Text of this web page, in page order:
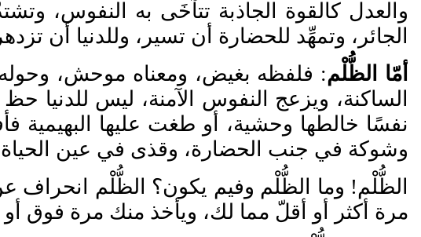
والعدل كالقوة الجاذبة تتآخَى به النفوس،
الجائر، وتمهِّد للحضارة أن تسير، وللدنيا أن
أمّا الظُّلْم: فلفظه بغيض، ومعناه موحش،
الساكنة، ويزعج النفوس الآمنة، ليس للدنيا حظ
نفسًا خالطها وحشية، أو طغت عليها البهيمية
وشوكة في جنب الحضارة، وقذى في عين
الظُّلْم! وما الظُّلْم وفيم يكون؟ الظُّلْم
مرة أكثر أو أقلّ مما لك، ويأخذ منك مرة فوق